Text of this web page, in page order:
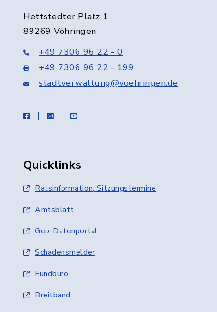
Hettstedter Platz 1
89269 Vöhringen
+49 7306 96 22 - 0
+49 7306 96 22 - 199
stadtverwaltung@voehringen.de
facebookinstagramyoutube
Quicklinks
Ratsinformation, Sitzungstermine
Amtsblatt
Geo-Datenportal
Schadensmelder
Fundbüro
Breitband